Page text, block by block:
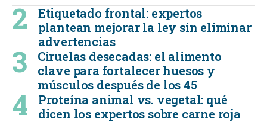
Etiquetado frontal: expertos
plantean mejorar la ley sin eliminar
advertencias
Ciruelas desecadas: el alimento
clave para fortalecer huesos y
músculos después de los 45
Proteína animal vs. vegetal: qué
dicen los expertos sobre carne roja